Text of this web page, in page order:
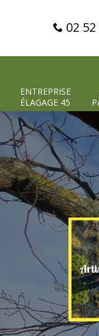
02
ENTREPRISE
ÉLAGAGE 45
45